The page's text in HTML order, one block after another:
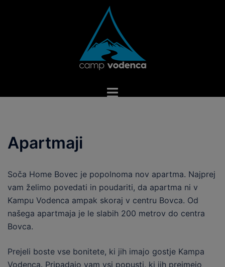
Toggle
Apartmaji
Soča Home Bovec je popolnoma nov apartma. Najprej
vam želimo povedati in poudariti, da apartma ni v
Kampu Vodenca ampak skoraj v centru Bovca. Od
našega apartmaja je le slabih 200 metrov do centra
Bovca.
Prejeli boste vse bonitete, ki jih imajo gostje Kampa
Vodenca. Pripadajo vam vsi popusti, ki jih prejmejo